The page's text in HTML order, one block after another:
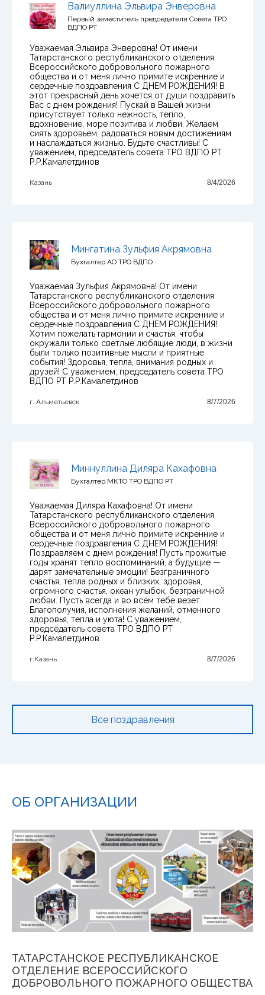
Валиуллина Эльвира Энверовна
Первый заместитель председателя Совета ТРО
ВДПО РТ
Уважаемая Эльвира Энверовна! От имени
Татарстанского республиканского отделения
Всероссийского добровольного пожарного
общества и от меня лично примите искренние и
сердечные поздравления С ДНЕМ РОЖДЕНИЯ! В
этот прекрасный день хочется от души поздравить
Вас с днем рождения! Пускай в Вашей жизни
присутствует только нежность, тепло,
вдохновение, море позитива и любви. Желаем
сиять здоровьем, радоваться новым достижениям
и наслаждаться жизнью. Будьте счастливы! С
уважением, председатель совета ТРО ВДПО РТ
Р.Р.Камалетдинов
Казань 8/4/2026
Мингатина Зульфия Акрямовна
Бухгалтер АО ТРО ВДПО
Уважаемая Зульфия Акрямовна! От имени
Татарстанского республиканского отделения
Всероссийского добровольного пожарного
общества и от меня лично примите искренние и
сердечные поздравления С ДНЕМ РОЖДЕНИЯ!
Хотим пожелать гармонии и счастья, чтобы
окружали только светлые любящие люди, в жизни
были только позитивные мысли и приятные
события! Здоровья, тепла, внимания родных и
друзей! С уважением, председатель совета ТРО
ВДПО РТ Р.Р.Камалетдинов
г. Альметьевск 8/7/2026
Миннуллина Диляра Кахафовна
Бухгалтер МКТО ТРО ВДПО РТ
Уважаемая Диляра Кахафовна! От имени
Татарстанского республиканского отделения
Всероссийского добровольного пожарного
общества и от меня лично примите искренние и
сердечные поздравления С ДНЕМ РОЖДЕНИЯ!
Поздравляем с днем рождения! Пусть прожитые
годы хранят тепло воспоминаний, а будущие —
дарят замечательные эмоции! Безграничного
счастья, тепла родных и близких, здоровья,
огромного счастья, океан улыбок, безграничной
любви. Пусть всегда и во всём тебе везет.
Благополучия, исполнения желаний, отменного
здоровья, тепла и уюта! С уважением,
председатель совета ТРО ВДПО РТ
Р.Р.Камалетдинов
г.Казань 8/7/2026
Все поздравления
ОБ ОРГАНИЗАЦИИ
ТАТАРСТАНСКОЕ РЕСПУБЛИКАНСКОЕ
ОТДЕЛЕНИЕ ВСЕРОССИЙСКОГО
ДОБРОВОЛЬНОГО ПОЖАРНОГО ОБЩЕСТВА